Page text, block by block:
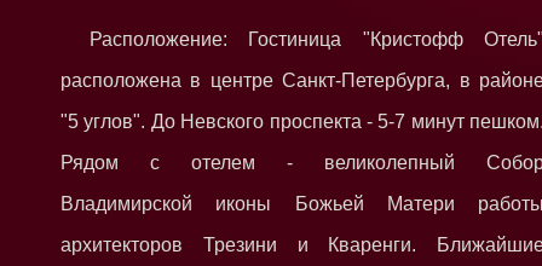
Расположение: Гостиница "Кристофф
расположена в центре Санкт-Петербурга, в
"5 углов". До Невского проспекта - 5-7 минут
Рядом с отелем - великолепный
Владимирской иконы Божьей Матери
архитекторов Трезини и Кваренги.